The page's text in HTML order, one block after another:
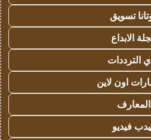
تسويق
الابداع
الترددات
اون لاين
المعارف
فيديو